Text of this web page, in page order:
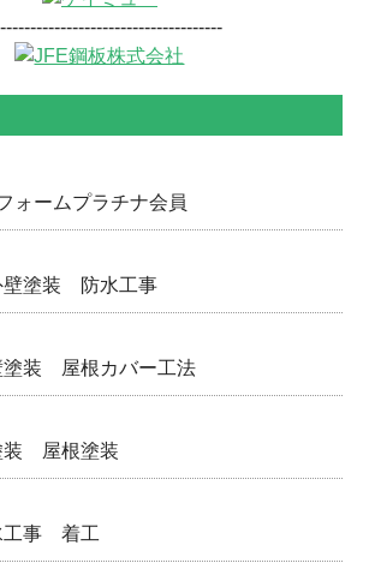
ームプラチナ会員
塗装 防水工事
装 屋根カバー工法
屋根塗装
事 着工